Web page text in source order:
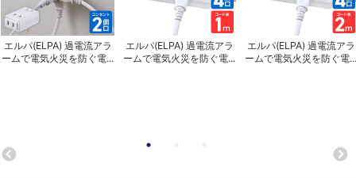
エルパ(ELPA) 過電流アラ
ームで電気火災を防ぐ電...
エルパ(ELPA) 過電流アラ
ームで電気火災を防ぐ電...
エルパ(ELPA) 過電流アラ
ームで電気火災を防ぐ電